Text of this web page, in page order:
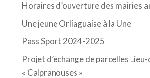
Horaires d’ouverture des mairies
Une jeune Orliaguaise à la Une
Pass Sport 2024-2025
Projet d’échange de parcelles
« Calpranouses »